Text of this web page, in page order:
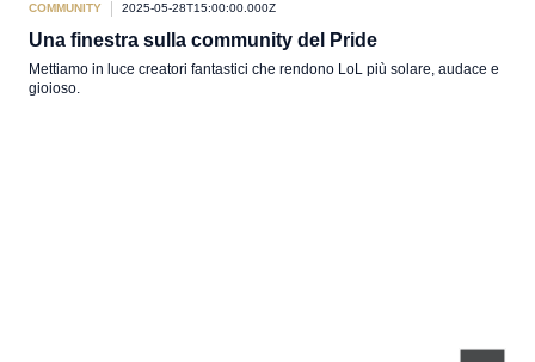
COMMUNITY 2025-05-28T15:00:00.000Z
Una finestra sulla community del Pride
Mettiamo in luce creatori fantastici che rendono LoL più solare, audace e
gioioso.